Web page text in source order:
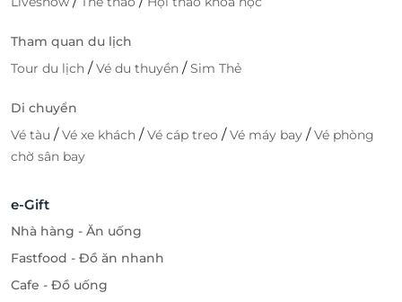
Tham quan du lịch
Tour du lịch /Vé du thuyền /Sim Thẻ
Di chuyển
Vé tàu /Vé xe khách /Vé cáp treo /Vé máy bay /Vé phòng
chờ sân bay
e-Gift
Nhà hàng - Ăn uống
Fastfood - Đồ ăn nhanh
Cafe - Đồ uống